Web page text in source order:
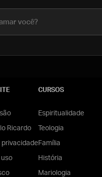
Ricardo
privacidade
uso
CURSOS
Espiritualidade
Teologia
Família
História
Mariologia